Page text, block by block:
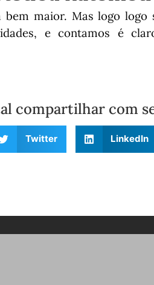
maior. Mas logo logo
e contamos é
compartilhar com
Twitter LinkedIn